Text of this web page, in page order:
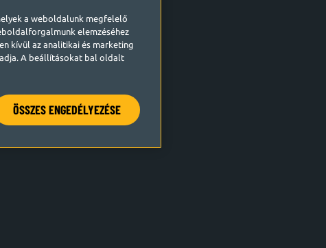
a weboldalunk megfelelő
elemzéséhez
kívül az analitikai és marketing
A beállításokat bal oldalt
ÖSSZES ENGEDÉLYEZÉSE